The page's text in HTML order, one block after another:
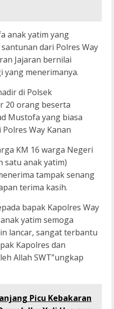
anak yatim yang
dari Polres Way
Jajaran bernilai
yang menerimanya.
di Polsek
20 orang beserta
Mustofa yang biasa
Way Kanan
KM 16 warga Negeri
satu anak yatim)
tampak senang
terima kasih.
bapak Kapolres Way
yatim semoga
lancar, sangat terbantu
Kapolres dan
Allah SWT”ungkap
Picu Kebakaran